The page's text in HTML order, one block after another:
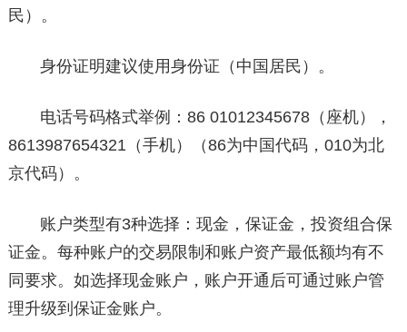
民）。
身份证明建议使用身份证（中国居民）。
电话号码格式举例：86 01012345678（座机），
8613987654321（手机）（86为中国代码，010为北
京代码）。
账户类型有3种选择：现金，保证金，投资组合保
证金。每种账户的交易限制和账户资产最低额均有不
同要求。如选择现金账户，账户开通后可通过账户管
理升级到保证金账户。